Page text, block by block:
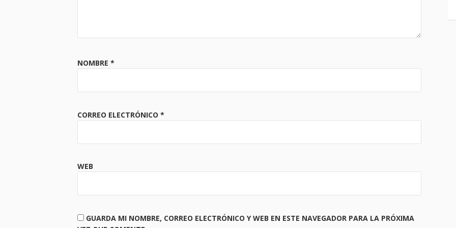
NOMBRE *
CORREO ELECTRÓNICO *
WEB
GUARDA MI NOMBRE, CORREO ELECTRÓNICO Y WEB EN ESTE NAVEGADOR PARA LA PRÓXIMA